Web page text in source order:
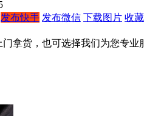
发布快手 发布微信 下载图片 收
拿货，也可选择我们为您专业